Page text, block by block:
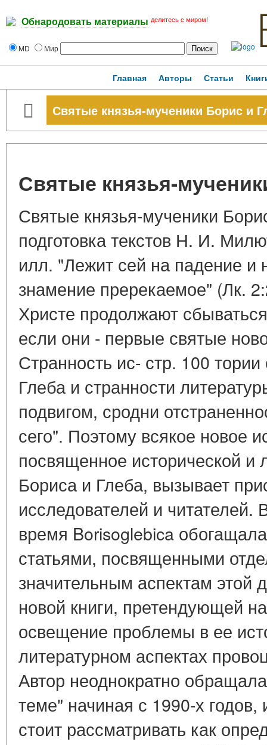
Обнародовать материалы делитесь с миром!
MD Мир
Главная Авторы Статьи
Святые князья-мученики Борис и
Святые князья-
Святые князья-мученики
подготовка текстов Н. И.
илл. "Лежит сей на падение и
знамение пререкаемое" (Лк.
Христе продолжают
если они - первые святые
Странность ис- стр. 100
Глеба и странности
подвигом, сродни
сего". Поэтому всякое новое
посвященное исторической и
Бориса и Глеба, вызывает
исследователей и читателей.
время Borisoglebica
статьями, посвященными
значительным аспектам
новой книги, претендующей
освещение проблемы в ее
литературном аспектах
Автор неоднократно
теме" начиная с 1990-х
стоит рассматривать как